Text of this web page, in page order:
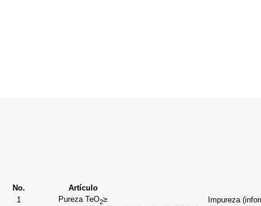
No. Artículo
1
Pureza TeO2≥ Impureza